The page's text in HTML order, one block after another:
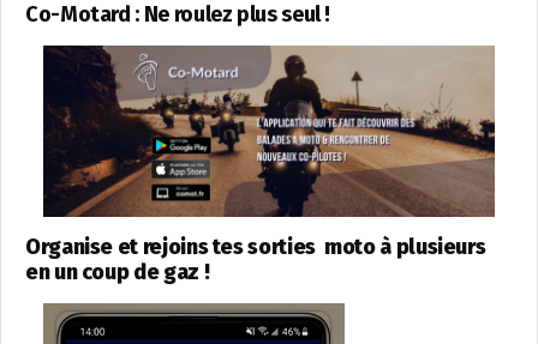
Co-Motard : Ne roulez plus seul !
Organise et rejoins tes sorties moto à plusieurs
en un coup de gaz !